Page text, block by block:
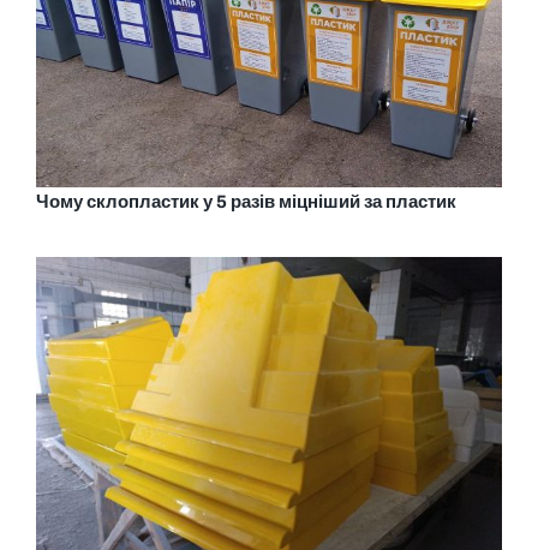
Чому склопластик у 5 разів міцніший за пластик